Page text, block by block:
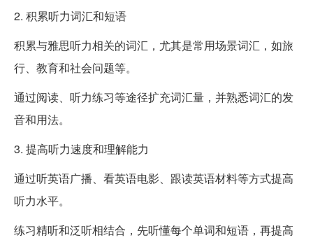
2. 积累听力词汇和短语
积累与雅思听力相关的词汇，尤其是常用场景词汇，如旅
行、教育和社会问题等。
通过阅读、听力练习等途径扩充词汇量，并熟悉词汇的发
音和用法。
3. 提高听力速度和理解能力
通过听英语广播、看英语电影、跟读英语材料等方式提高
听力水平。
练习精听和泛听相结合，先听懂每个单词和短语，再提高